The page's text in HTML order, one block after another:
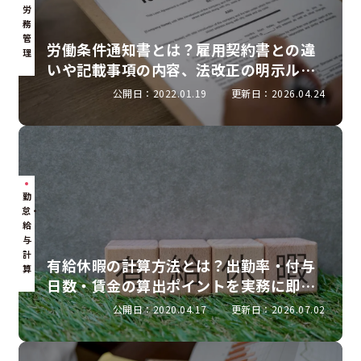
労
務
管
理
労働条件通知書とは？雇用契約書との違
いや記載事項の内容、法改正の明示ルー
公開日：2022.01.19 更新日：2026.04.24
勤
怠・
給
与
計
算
有給休暇の計算方法とは？出勤率・付与
日数・賃金の算出ポイントを実務に即し
て解説
公開日：2020.04.17 更新日：2026.07.02